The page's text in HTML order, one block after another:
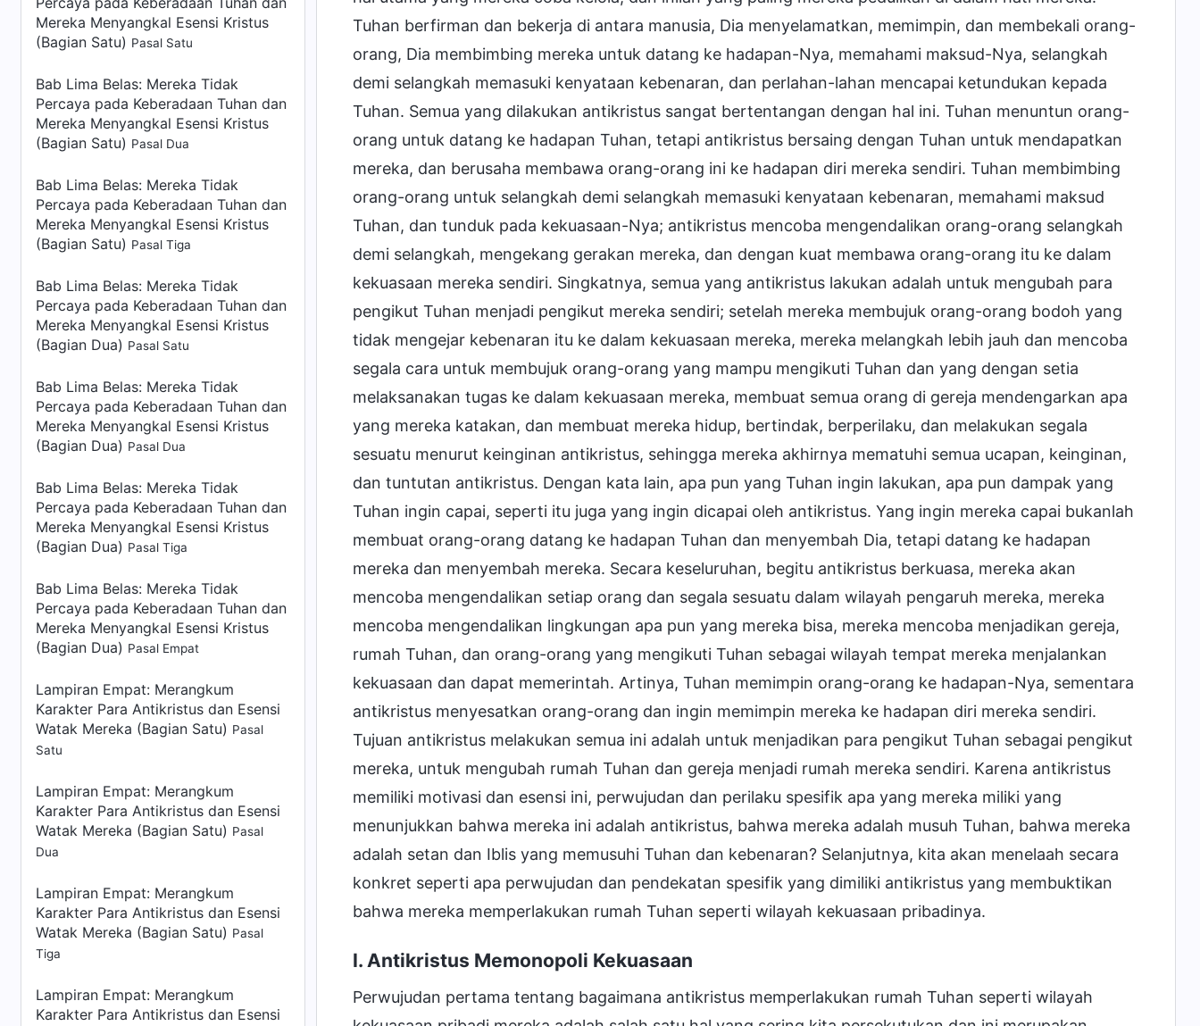
Mereka Menyangkal Esensi Kristus
(Bagian Satu) Pasal Satu
Bab Lima Belas: Mereka Tidak
Percaya pada Keberadaan Tuhan dan
Mereka Menyangkal Esensi Kristus
(Bagian Satu) Pasal Dua
Bab Lima Belas: Mereka Tidak
Percaya pada Keberadaan Tuhan dan
Mereka Menyangkal Esensi Kristus
(Bagian Satu) Pasal Tiga
Bab Lima Belas: Mereka Tidak
Percaya pada Keberadaan Tuhan dan
Mereka Menyangkal Esensi Kristus
(Bagian Dua) Pasal Satu
Bab Lima Belas: Mereka Tidak
Percaya pada Keberadaan Tuhan dan
Mereka Menyangkal Esensi Kristus
(Bagian Dua) Pasal Dua
Bab Lima Belas: Mereka Tidak
Percaya pada Keberadaan Tuhan dan
Mereka Menyangkal Esensi Kristus
(Bagian Dua) Pasal Tiga
Bab Lima Belas: Mereka Tidak
Percaya pada Keberadaan Tuhan dan
Mereka Menyangkal Esensi Kristus
(Bagian Dua) Pasal Empat
Lampiran Empat: Merangkum
Karakter Para Antikristus dan Esensi
Watak Mereka (Bagian Satu) Pasal
Satu
Lampiran Empat: Merangkum
Karakter Para Antikristus dan Esensi
Watak Mereka (Bagian Satu) Pasal
Dua
Lampiran Empat: Merangkum
Karakter Para Antikristus dan Esensi
Watak Mereka (Bagian Satu) Pasal
Tiga
Lampiran Empat: Merangkum
Karakter Para Antikristus dan Esensi
Tuhan berfirman dan bekerja di antara manusia, Dia menyelamatkan, memimpin, dan membekali orang-
orang, Dia membimbing mereka untuk datang ke hadapan-Nya, memahami maksud-Nya, selangkah
demi selangkah memasuki kenyataan kebenaran, dan perlahan-lahan mencapai ketundukan kepada
Tuhan. Semua yang dilakukan antikristus sangat bertentangan dengan hal ini. Tuhan menuntun orang-
orang untuk datang ke hadapan Tuhan, tetapi antikristus bersaing dengan Tuhan untuk mendapatkan
mereka, dan berusaha membawa orang-orang ini ke hadapan diri mereka sendiri. Tuhan membimbing
orang-orang untuk selangkah demi selangkah memasuki kenyataan kebenaran, memahami maksud
Tuhan, dan tunduk pada kekuasaan-Nya; antikristus mencoba mengendalikan orang-orang selangkah
demi selangkah, mengekang gerakan mereka, dan dengan kuat membawa orang-orang itu ke dalam
kekuasaan mereka sendiri. Singkatnya, semua yang antikristus lakukan adalah untuk mengubah para
pengikut Tuhan menjadi pengikut mereka sendiri; setelah mereka membujuk orang-orang bodoh yang
tidak mengejar kebenaran itu ke dalam kekuasaan mereka, mereka melangkah lebih jauh dan mencoba
segala cara untuk membujuk orang-orang yang mampu mengikuti Tuhan dan yang dengan setia
melaksanakan tugas ke dalam kekuasaan mereka, membuat semua orang di gereja mendengarkan apa
yang mereka katakan, dan membuat mereka hidup, bertindak, berperilaku, dan melakukan segala
sesuatu menurut keinginan antikristus, sehingga mereka akhirnya mematuhi semua ucapan, keinginan,
dan tuntutan antikristus. Dengan kata lain, apa pun yang Tuhan ingin lakukan, apa pun dampak yang
Tuhan ingin capai, seperti itu juga yang ingin dicapai oleh antikristus. Yang ingin mereka capai bukanlah
membuat orang-orang datang ke hadapan Tuhan dan menyembah Dia, tetapi datang ke hadapan
mereka dan menyembah mereka. Secara keseluruhan, begitu antikristus berkuasa, mereka akan
mencoba mengendalikan setiap orang dan segala sesuatu dalam wilayah pengaruh mereka, mereka
mencoba mengendalikan lingkungan apa pun yang mereka bisa, mereka mencoba menjadikan gereja,
rumah Tuhan, dan orang-orang yang mengikuti Tuhan sebagai wilayah tempat mereka menjalankan
kekuasaan dan dapat memerintah. Artinya, Tuhan memimpin orang-orang ke hadapan-Nya, sementara
antikristus menyesatkan orang-orang dan ingin memimpin mereka ke hadapan diri mereka sendiri.
Tujuan antikristus melakukan semua ini adalah untuk menjadikan para pengikut Tuhan sebagai pengikut
mereka, untuk mengubah rumah Tuhan dan gereja menjadi rumah mereka sendiri. Karena antikristus
memiliki motivasi dan esensi ini, perwujudan dan perilaku spesifik apa yang mereka miliki yang
menunjukkan bahwa mereka ini adalah antikristus, bahwa mereka adalah musuh Tuhan, bahwa mereka
adalah setan dan Iblis yang memusuhi Tuhan dan kebenaran? Selanjutnya, kita akan menelaah secara
konkret seperti apa perwujudan dan pendekatan spesifik yang dimiliki antikristus yang membuktikan
bahwa mereka memperlakukan rumah Tuhan seperti wilayah kekuasaan pribadinya.
I. Antikristus Memonopoli Kekuasaan
Perwujudan pertama tentang bagaimana antikristus memperlakukan rumah Tuhan seperti wilayah